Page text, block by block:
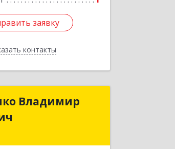
заявку
контакты
заявку
Назад
Владимир
Владимир